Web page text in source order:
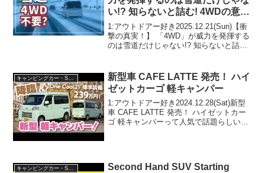
い!? 知らないと詰む! 4WDの意外
な必要性をクルマのプロが徹底解
説！
1:アウトドアー好き2025.12.21(Sun)【衝
撃の真実！】 「4WD」が威力を発揮する
のは雪道だけじゃない!? 知らないと詰む!
さないで！！2:アウトドアー...
新型車 CAFE LATTE 発売！ ハイ
ゼットカーゴ 軽キャンパー
1:アウトドアー好き2024.12.28(Sat)新型
車 CAFE LATTE 発売！ ハイゼットカー
ゴ 軽キャンパーって人気で話題らしい
キャンピングカー・SUV人気車種
Second Hand SUV Starting